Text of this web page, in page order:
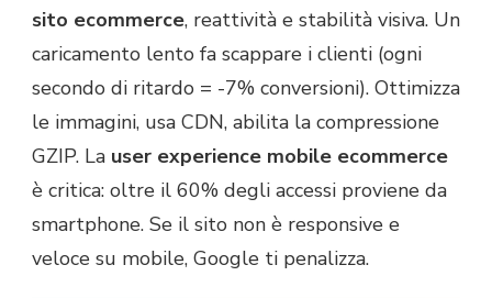
sito ecommerce, reattività e stabilità visiva. Un
caricamento lento fa scappare i clienti (ogni
secondo di ritardo = -7% conversioni). Ottimizza
le immagini, usa CDN, abilita la compressione
GZIP. La user experience mobile ecommerce
è critica: oltre il 60% degli accessi proviene da
smartphone. Se il sito non è responsive e
veloce su mobile, Google ti penalizza.